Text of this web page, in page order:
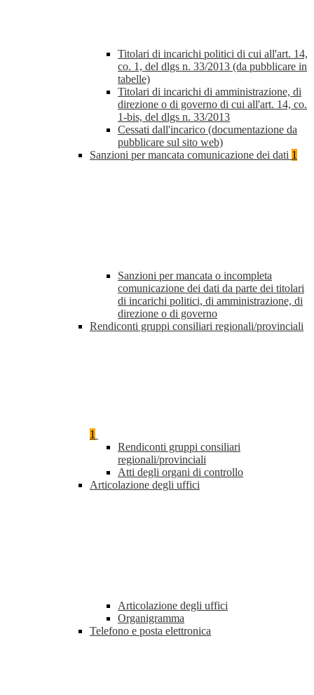
Titolari di incarichi politici di cui all'art. 14,
co. 1, del dlgs n. 33/2013 (da pubblicare in
tabelle)
Titolari di incarichi di amministrazione, di
direzione o di governo di cui all'art. 14, co.
1-bis, del dlgs n. 33/2013
Cessati dall'incarico (documentazione da
pubblicare sul sito web)
Sanzioni per mancata comunicazione dei dati 1
Sanzioni per mancata o incompleta
comunicazione dei dati da parte dei titolari
di incarichi politici, di amministrazione, di
direzione o di governo
Rendiconti gruppi consiliari regionali/provinciali
1
Rendiconti gruppi consiliari
regionali/provinciali
Atti degli organi di controllo
Articolazione degli uffici
Articolazione degli uffici
Organigramma
Telefono e posta elettronica